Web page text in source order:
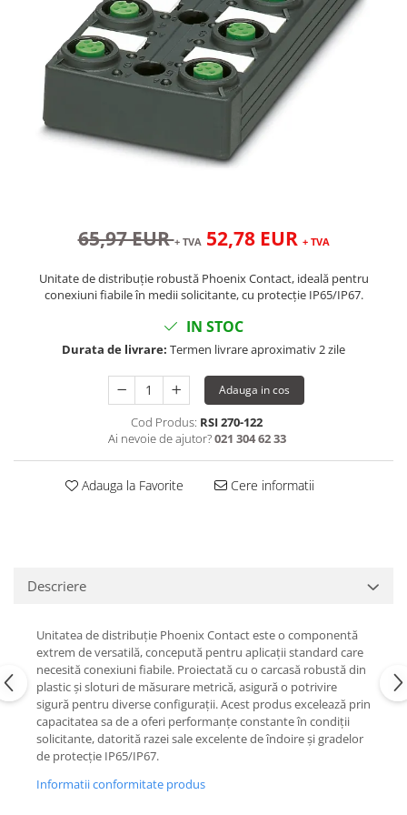
65,97 EUR+ TVA 52,78 EUR + TVA
Unitate de distribuție robustă Phoenix Contact, ideală pentru
conexiuni fiabile în medii solicitante, cu protecție IP65/IP67.
IN STOC
Durata de livrare: Termen livrare aproximativ 2 zile
Adauga in cos
Cod Produs: RSI 270-122
Ai nevoie de ajutor?021 304 62 33
Adauga la Favorite Cere informatii
Descriere
Unitatea de distribuție Phoenix Contact este o componentă
extrem de versatilă, concepută pentru aplicații standard care
necesită conexiuni fiabile. Proiectată cu o carcasă robustă din
plastic și sloturi de măsurare metrică, asigură o potrivire
sigură pentru diverse configurații. Acest produs excelează prin
capacitatea sa de a oferi performanțe constante în condiții
solicitante, datorită razei sale excelente de îndoire și gradelor
de protecție IP65/IP67.
Informatii conformitate produs